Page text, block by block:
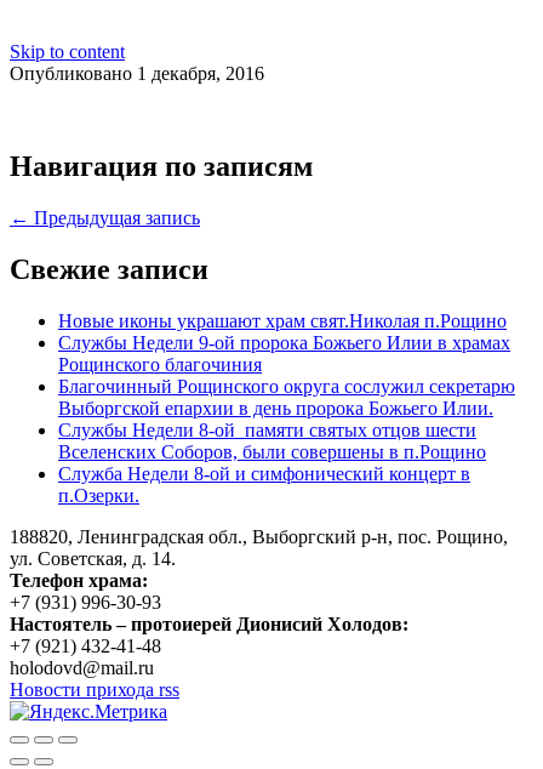
Skip to content
Опубликовано 1 декабря, 2016
Навигация по записям
← Предыдущая запись
Свежие записи
Новые иконы украшают храм свят.Николая п.Рощино
Службы Недели 9-ой пророка Божьего Илии в храмах
Рощинского благочиния
Благочинный Рощинского округа сослужил секретарю
Выборгской епархии в день пророка Божьего Илии.
Службы Недели 8-ой памяти святых отцов шести
Вселенских Соборов, были совершены в п.Рощино
Служба Недели 8-ой и симфонический концерт в
п.Озерки.
188820, Ленинградская обл., Выборгский р-н, пос. Рощино,
ул. Советская, д. 14.
Телефон храма:
+7 (931) 996-30-93
Настоятель – протоиерей Дионисий Холодов:
+7 (921) 432-41-48
holodovd@mail.ru
Новости прихода rss